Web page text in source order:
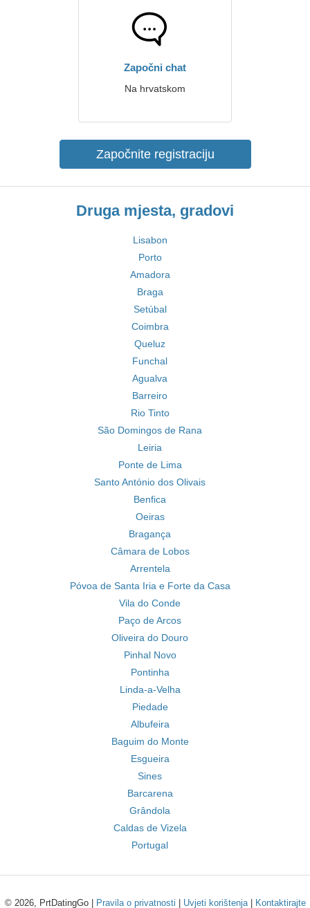
Započni chat
Na hrvatskom
Započnite registraciju
Druga mjesta, gradovi
Lisabon
Porto
Amadora
Braga
Setúbal
Coimbra
Queluz
Funchal
Agualva
Barreiro
Rio Tinto
São Domingos de Rana
Leiria
Ponte de Lima
Santo António dos Olivais
Benfica
Oeiras
Bragança
Câmara de Lobos
Arrentela
Póvoa de Santa Iria e Forte da Casa
Vila do Conde
Paço de Arcos
Oliveira do Douro
Pinhal Novo
Pontinha
Linda-a-Velha
Piedade
Albufeira
Baguim do Monte
Esgueira
Sines
Barcarena
Grândola
Caldas de Vizela
Portugal
© 2026, PrtDatingGo | Pravila o privatnosti Uvjeti korištenja| Kontaktirajte